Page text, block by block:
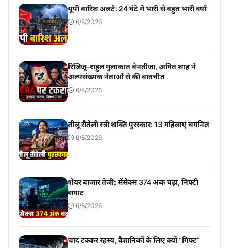
यूपी बारिश अलर्ट: 24 घंटे में भारी से बहुत भारी वर्षा
6/8/2026
रिजिजू–राहुल मुलाकात बेनतीजा, अमित शाह ने
अल्पसंख्यक नेताओं से की बातचीत
6/8/2026
तीलू रौतेली स्त्री शक्ति पुरस्कार: 13 महिलाएं चयनित
6/8/2026
शेयर बाजार तेजी: सेंसेक्स 374 अंक चढ़ा, निफ्टी
सपाट
6/8/2026
चांद टक्कर रहस्य, वैज्ञानिकों के लिए क्यों “गिफ्ट”